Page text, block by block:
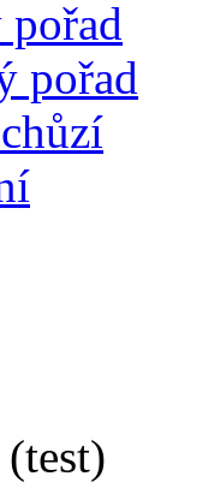
pořad
pořad
(test)